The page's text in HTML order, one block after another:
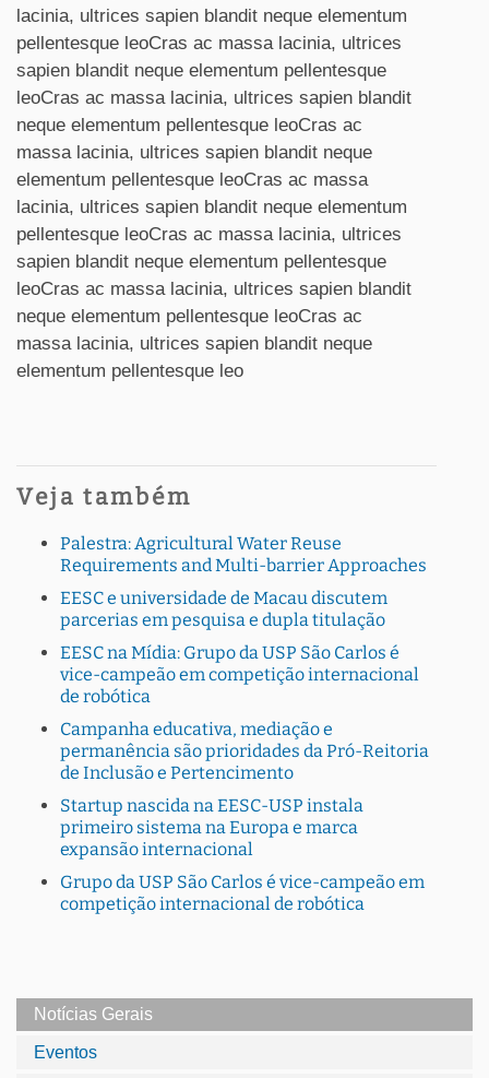
lacinia, ultrices sapien blandit neque elementum
pellentesque leoCras ac massa lacinia, ultrices
sapien blandit neque elementum pellentesque
leoCras ac massa lacinia, ultrices sapien blandit
neque elementum pellentesque leoCras ac
massa lacinia, ultrices sapien blandit neque
elementum pellentesque leoCras ac massa
lacinia, ultrices sapien blandit neque elementum
pellentesque leoCras ac massa lacinia, ultrices
sapien blandit neque elementum pellentesque
leoCras ac massa lacinia, ultrices sapien blandit
neque elementum pellentesque leoCras ac
massa lacinia, ultrices sapien blandit neque
elementum pellentesque leo
Veja também
Palestra: Agricultural Water Reuse
Requirements and Multi-barrier Approaches
EESC e universidade de Macau discutem
parcerias em pesquisa e dupla titulação
EESC na Mídia: Grupo da USP São Carlos é
vice-campeão em competição internacional
de robótica
Campanha educativa, mediação e
permanência são prioridades da Pró-Reitoria
de Inclusão e Pertencimento
Startup nascida na EESC-USP instala
primeiro sistema na Europa e marca
expansão internacional
Grupo da USP São Carlos é vice-campeão em
competição internacional de robótica
Notícias Gerais
Eventos